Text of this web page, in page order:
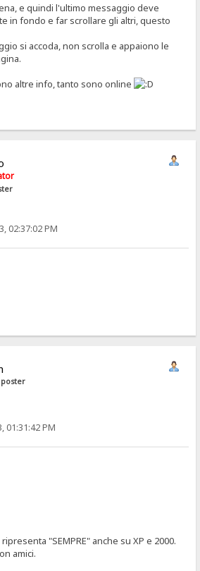
e quindi l'ultimo messaggio deve
in fondo e far scrollare gli altri, questo
si accoda, non scrolla e appaiono le
altre info, tanto sono online
02:37:02 PM
poster
01:31:42 PM
"SEMPRE" anche su XP e 2000.
amici.